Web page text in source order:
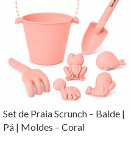
Set de Praia Scrunch – Balde |
Pá | Moldes – Coral